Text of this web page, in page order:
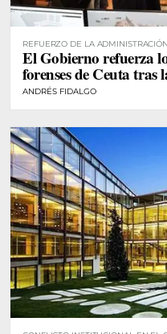
REFUERZO DE LA
El Gobierno refuerza
forenses de Ceuta
ANDRÉS FIDALGO